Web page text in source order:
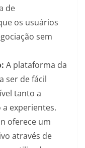
de
os usuários
sem
A plataforma da
ser de fácil
tanto a
experientes.
oferece um
através de